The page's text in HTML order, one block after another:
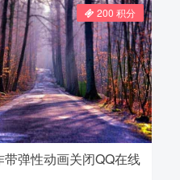
200 积分
带弹性动画关闭QQ在线